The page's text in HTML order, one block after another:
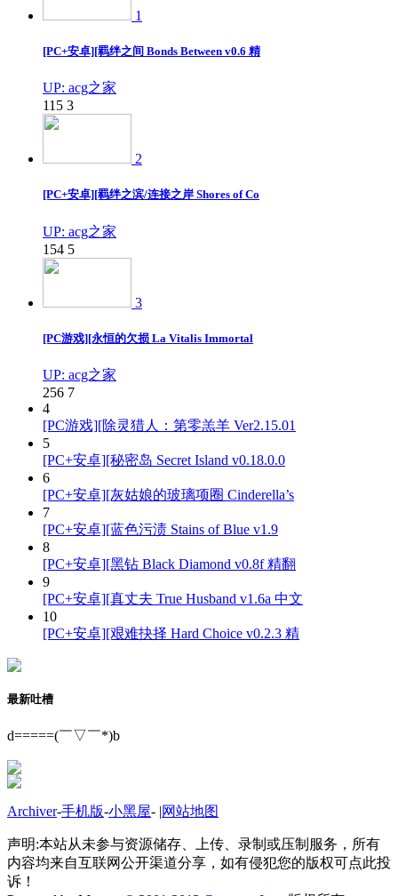
1
[PC+安卓][羁绊之间 Bonds Between v0.6 精
UP: acg之家
115 3
2
[PC+安卓][羁绊之滨/连接之岸 Shores of Co
UP: acg之家
154 5
3
[PC游戏][永恒的欠损 La Vitalis Immortal
UP: acg之家
256 7
4
[PC游戏][除灵猎人：第零羔羊 Ver2.15.01
5
[PC+安卓][秘密岛 Secret Island v0.18.0.0
6
[PC+安卓][灰姑娘的玻璃项圈 Cinderella’s
7
[PC+安卓][蓝色污渍 Stains of Blue v1.9
8
[PC+安卓][黑钻 Black Diamond v0.8f 精翻
9
[PC+安卓][真丈夫 True Husband v1.6a 中文
10
[PC+安卓][艰难抉择 Hard Choice v0.2.3 精
最新吐槽
d=====(￣▽￣*)b
Archiver-手机版-小黑屋- |网站地图
声明:本站从未参与资源储存、上传、录制或压制服务，所有
内容均来自互联网公开渠道分享，如有侵犯您的版权可点此投
诉！